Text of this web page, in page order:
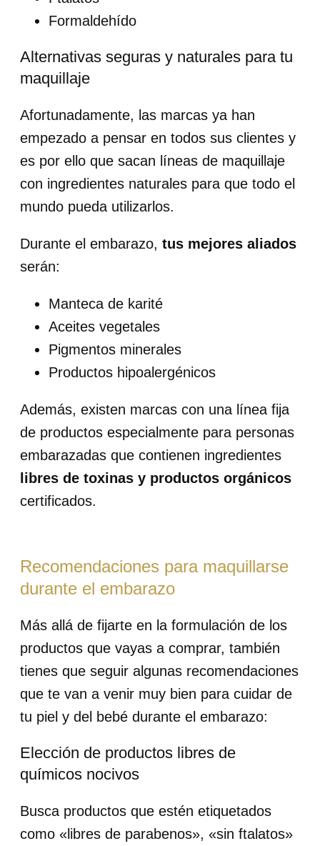
Formaldehído
Alternativas seguras y naturales para tu
maquillaje
Afortunadamente, las marcas ya han
empezado a pensar en todos sus clientes y
es por ello que sacan líneas de maquillaje
con ingredientes naturales para que todo el
mundo pueda utilizarlos.
Durante el embarazo, tus mejores aliados
serán:
Manteca de karité
Aceites vegetales
Pigmentos minerales
Productos hipoalergénicos
Además, existen marcas con una línea fija
de productos especialmente para personas
embarazadas que contienen ingredientes
libres de toxinas y productos orgánicos
certificados.
Recomendaciones para maquillarse
durante el embarazo
Más allá de fijarte en la formulación de los
productos que vayas a comprar, también
tienes que seguir algunas recomendaciones
que te van a venir muy bien para cuidar de
tu piel y del bebé durante el embarazo:
Elección de productos libres de
químicos nocivos
Busca productos que estén etiquetados
como «libres de parabenos», «sin ftalatos»